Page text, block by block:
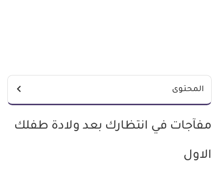
المحتوى
مفآجات في انتظارك بعد ولادة طفلك
الاول